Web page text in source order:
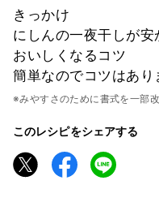
きっかけ
にしんの一夜干しが安
おいしくなるコツ
簡単なのでコツはあり
※みやすさのために書式を一部改
このレシピをシェアする